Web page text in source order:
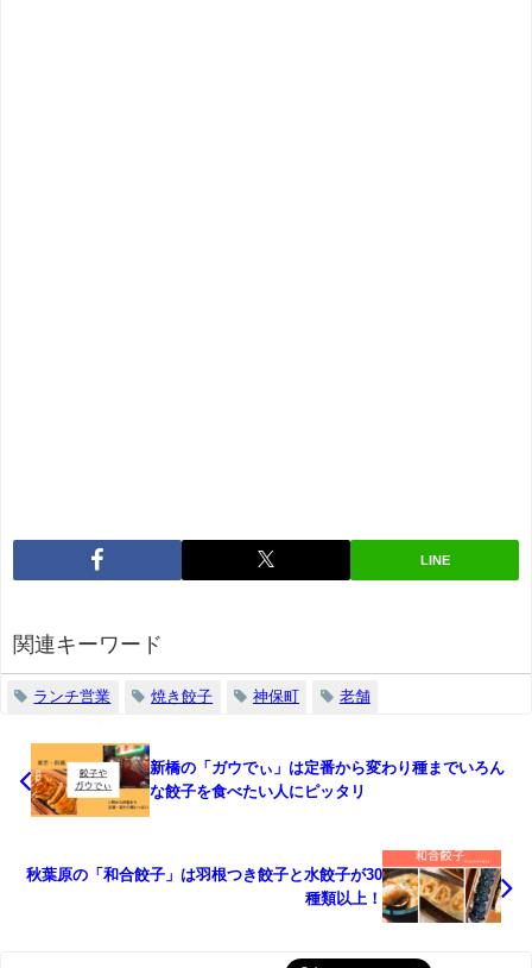
LINE
関連キーワード
ランチ営業 焼き餃子 神保町 老舗
新橋の「ガウでぃ」は定番から変わり種までいろん
な餃子を食べたい人にピッタリ
秋葉原の「和合餃子」は羽根つき餃子と水餃子が30
種類以上！